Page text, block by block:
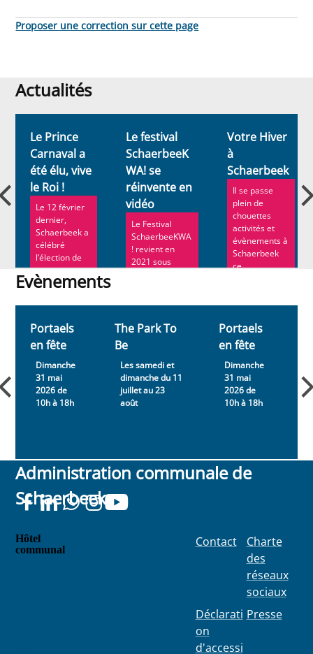
Proposer une correction sur cette page
Actualités
Actualités
Le Prince
Carnaval a
été élu, vive
le Roi !
Le 12 février
dernier,
Schaerbeek a
célébré
l’élection de
son nouveau
...
Le festival
SchaerbeeK
WA! se
réinvente en
vidéo
Le Festival
SchaerbeeKWA
! revient en
2021 sous
Votre Hiver
à
Schaerbeek
Il se passe
plein de
chouettes
activités et
évènements à
Schaerbeek
ce...
Evènements
Evènements
Portaels
en fête
Dimanche
31 mai
2026 de
10h à 18h
The Park To
Be
Les samedi et
dimanche du 11
juillet au 23
août
Portaels
en fête
Dimanche
31 mai
2026 de
10h à 18h
Administration communale de
Schaerbeek
Hôtel
communal
Contact
Déclarati
on
d'accessi
Charte
des
réseaux
sociaux
Presse